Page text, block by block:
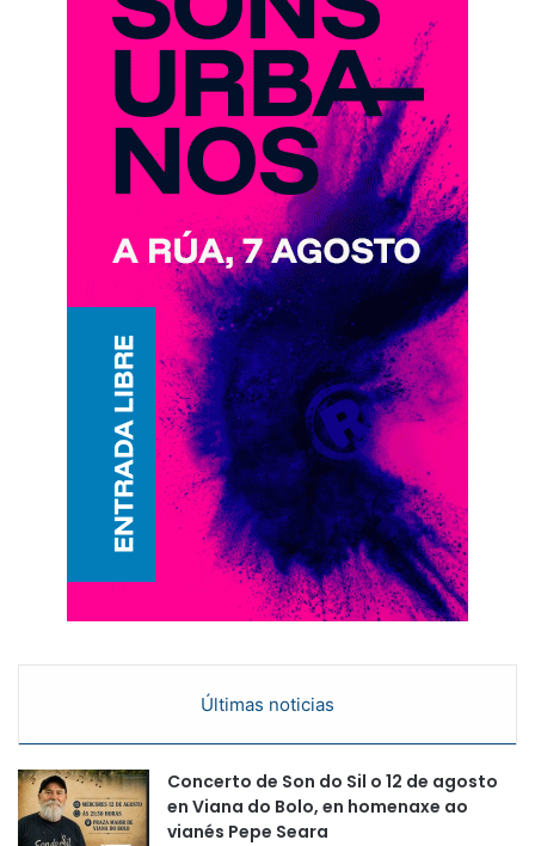
Últimas noticias
Concerto de Son do Sil o 12 de agosto
en Viana do Bolo, en homenaxe ao
vianés Pepe Seara